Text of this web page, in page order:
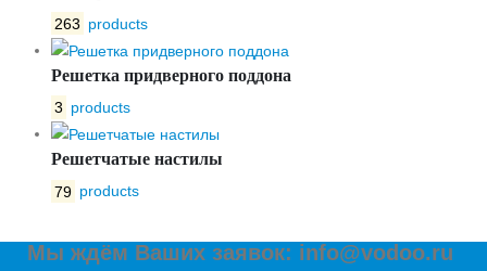
263 products
Решетка придверного поддона
3 products
Решетчатые настилы
79 products
Мы ждём Ваших заявок: info@vodoo.ru